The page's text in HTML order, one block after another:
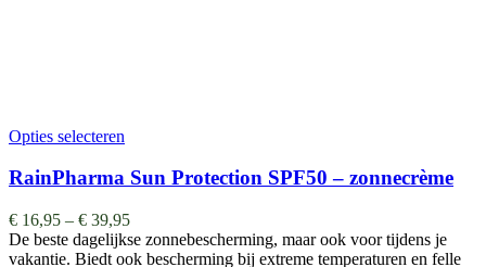
Opties selecteren
RainPharma Sun Protection SPF50 – zonnecrème
€ 16,95 – € 39,95
De beste dagelijkse zonnebescherming, maar ook voor tijdens je
vakantie. Biedt ook bescherming bij extreme temperaturen en felle